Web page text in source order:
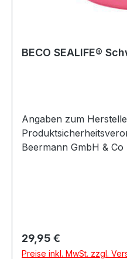
BECO SEALIFE®
Angaben zum
Beermann GmbH &
Regulärer Preis:
29,95 €
Preise inkl. MwSt. zzgl.